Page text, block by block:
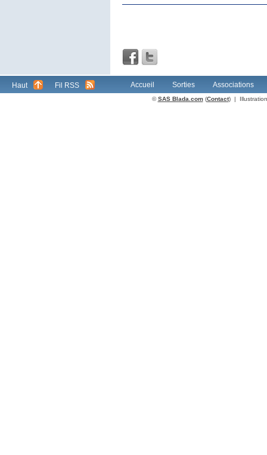
Haut Fil RSS Accueil Sorties Associations
©SAS Blada.com(Contact) |